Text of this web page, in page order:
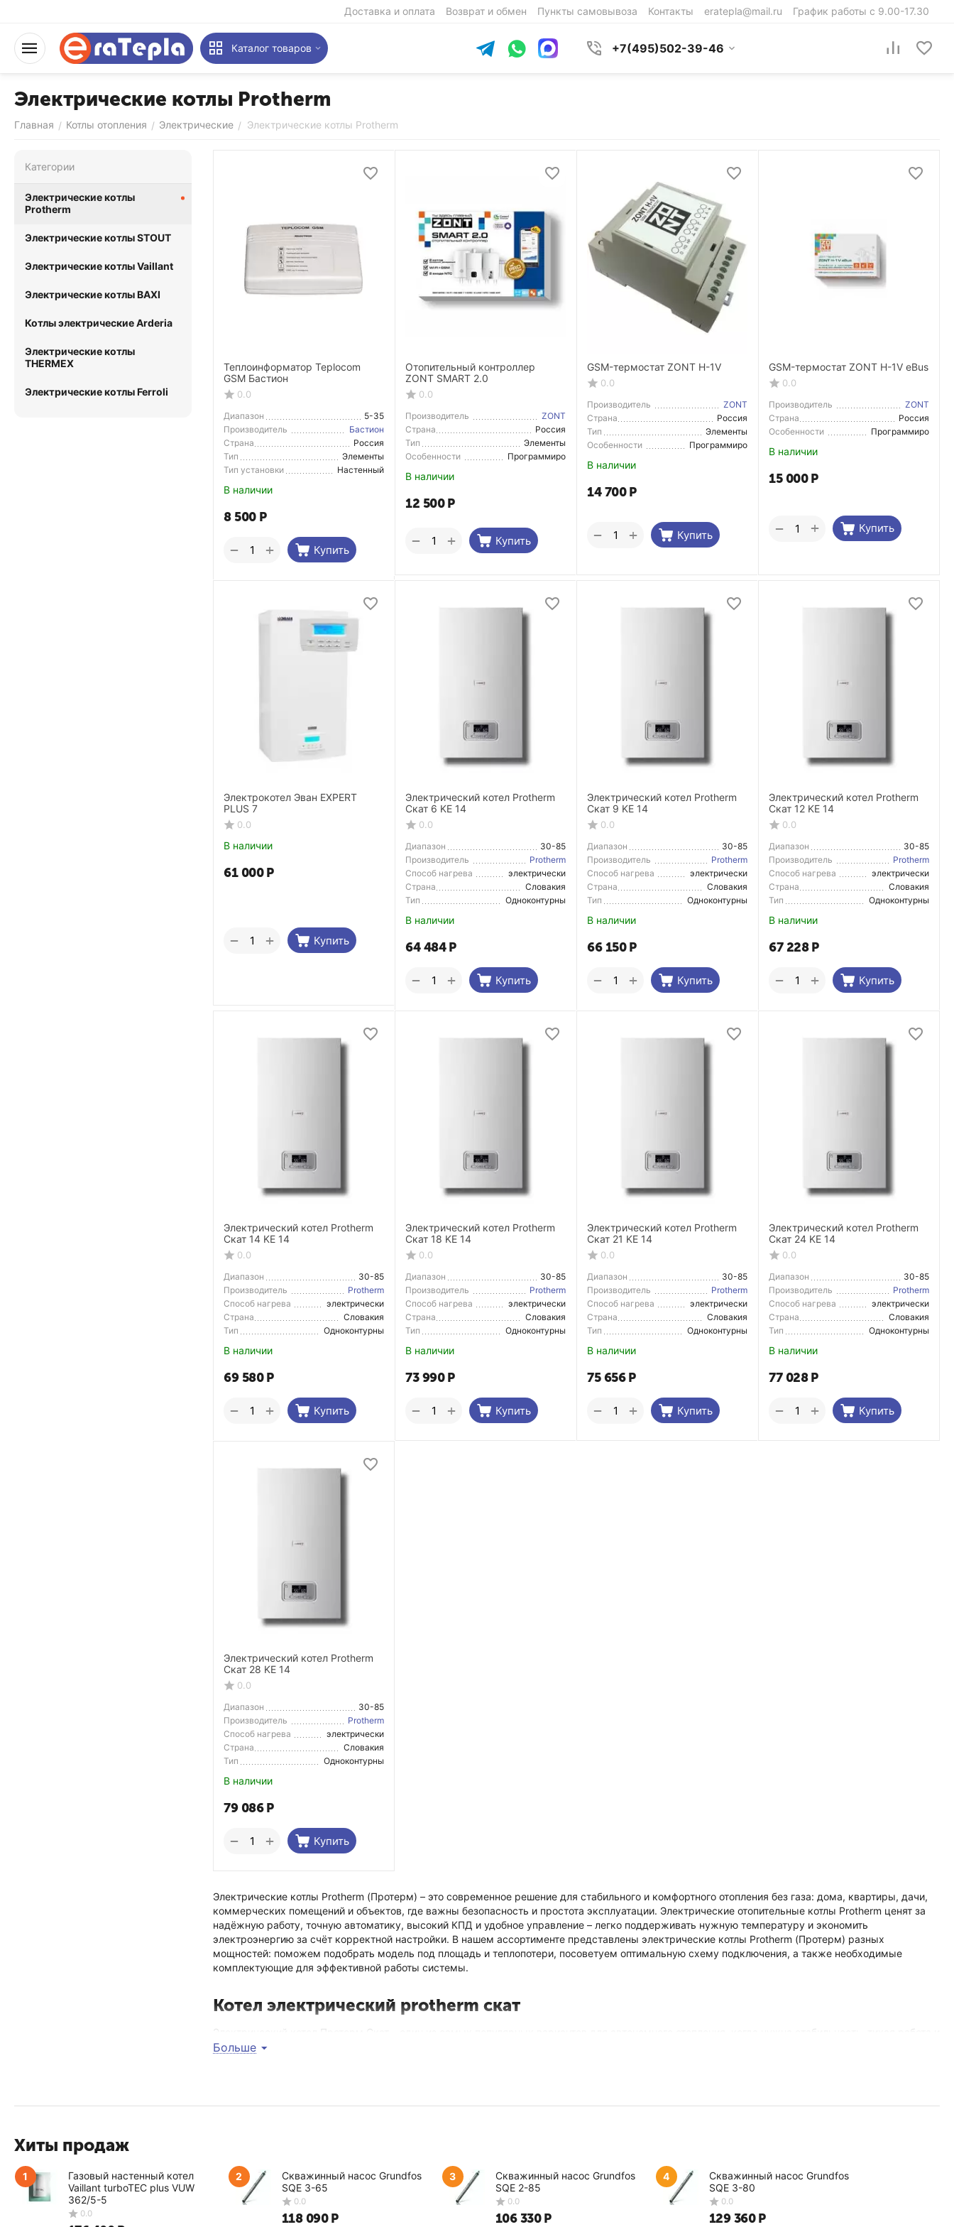
Доставка и оплата Возврат и обмен Пункты самовывоза Контакты eratepla@mail.ru График работы с 9.00-17.30
Каталог товаров +7(495)502-39-46
Электрические котлы Protherm
Главная / Котлы отопления / Электрические / Электрические котлы Protherm
Электрические котлы Protherm (Протерм) – это современное решение для стабильного и комфортного отопления без газа: дома, квартиры, дачи,
коммерческих помещений и объектов, где важны безопасность и простота эксплуатации. Электрические отопительные котлы Protherm ценят за
надёжную работу, точную автоматику, высокий КПД и удобное управление – легко поддерживать нужную температуру и экономить
электроэнергию за счёт корректной настройки. В нашем ассортименте представлены электрические котлы Protherm (Протерм) разных
мощностей: поможем подобрать модель под площадь и теплопотери, посоветуем оптимальную схему подключения, а также необходимые
комплектующие для эффективной работы системы.
Котел электрический protherm скат
Электрический котел Протерм Скат – один из самых популярных вариантов для автономного отопления, когда нужна стабильность, тихая работа и
точное поддержание температуры. Электрический котел отопления Protherm Скат удобно интегрируется в систему с радиаторами или тёплыми
вашу систему отопления и обеспечим удобную покупку от консультации до получения.
Наши преимущества:
Больше
Теплоинформатор Teplocom
GSM Бастион
0.0
Диапазон
регулирования темп.
5-35
Производитель
Бастион
Страна
Производитель
Россия
Тип
Элементы
системы
отопления
Тип установки Настенный
В наличии
8 500 Р
Купить
+
−
Отопительный контроллер
ZONT SMART 2.0
0.0
Производитель
ZONT
Страна
Производитель
Россия
Тип
Элементы
системы
отопления
Особенности
Программиро
В наличии
12 500 Р
Купить
+
−
GSM-термостат ZONT H-1V
0.0
Производитель
ZONT
Страна
Производитель
Россия
Тип
Элементы
системы
отопления
Особенности
Программиро
В наличии
14 700 Р
Купить
+
−
GSM-термостат ZONT H-1V eBus
0.0
Производитель
ZONT
Страна
Производитель
Россия
Особенности
Программиро
В наличии
15 000 Р
Купить
+
−
Электрокотел Эван EXPERT
PLUS 7
0.0
В наличии
61 000 Р
Купить
+
−
Электрический котел Protherm
Скат 6 KE 14
0.0
Диапазон
регулирования темп.
30-85
Производитель
Protherm
Способ нагрева
электрически
й
Страна
Производитель
Словакия
Тип
Одноконтурны
В наличии
64 484 Р
Купить
+
−
Электрический котел Protherm
Скат 9 KE 14
0.0
Диапазон
регулирования темп.
30-85
Производитель
Protherm
Способ нагрева
электрически
й
Страна
Производитель
Словакия
Тип
Одноконтурны
В наличии
66 150 Р
Купить
+
−
Электрический котел Protherm
Скат 12 KE 14
0.0
Диапазон
регулирования темп.
30-85
Производитель
Protherm
Способ нагрева
электрически
й
Страна
Производитель
Словакия
Тип
Одноконтурны
В наличии
67 228 Р
Купить
+
−
Электрический котел Protherm
Скат 14 KE 14
0.0
Диапазон
регулирования темп.
30-85
Производитель
Protherm
Способ нагрева
электрически
й
Страна
Производитель
Словакия
Тип
Одноконтурны
В наличии
69 580 Р
Купить
+
−
Электрический котел Protherm
Скат 18 KE 14
0.0
Диапазон
регулирования темп.
30-85
Производитель
Protherm
Способ нагрева
электрически
й
Страна
Производитель
Словакия
Тип
Одноконтурны
В наличии
73 990 Р
Купить
+
−
Электрический котел Protherm
Скат 21 KE 14
0.0
Диапазон
регулирования темп.
30-85
Производитель
Protherm
Способ нагрева
электрически
й
Страна
Производитель
Словакия
Тип
Одноконтурны
В наличии
75 656 Р
Купить
+
−
Электрический котел Protherm
Скат 24 KE 14
0.0
Диапазон
регулирования темп.
30-85
Производитель
Protherm
Способ нагрева
электрически
й
Страна
Производитель
Словакия
Тип
Одноконтурны
В наличии
77 028 Р
Купить
+
−
Электрический котел Protherm
Скат 28 KE 14
0.0
Диапазон
регулирования темп.
30-85
Производитель
Protherm
Способ нагрева
электрически
й
Страна
Производитель
Словакия
Тип
Одноконтурны
В наличии
79 086 Р
Купить
+
−
Категории
Электрические котлы
Protherm
Электрические котлы STOUT
Электрические котлы Vaillant
Электрические котлы BAXI
Котлы электрические Arderia
Электрические котлы
THERMEX
Электрические котлы Ferroli
Хиты продаж
1
Газовый настенный котел
Vaillant turboTEC plus VUW
362/5-5
2
Скважинный насос Grundfos
SQE 3-65
118 090 Р
3
Скважинный насос Grundfos
SQE 2-85
106 330 Р
4
Скважинный насос Grundfos
SQE 3-80
129 360 Р